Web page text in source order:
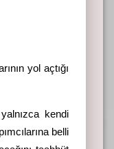
yol açtığı
kendi
belli